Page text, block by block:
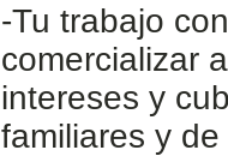
-Tu trabajo
comercializar
intereses y
familiares y